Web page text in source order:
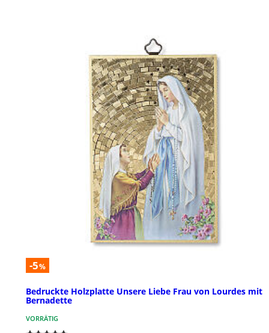
-5%
Bedruckte Holzplatte Unsere Liebe Frau von Lourdes mit
Bernadette
VORRÄTIG